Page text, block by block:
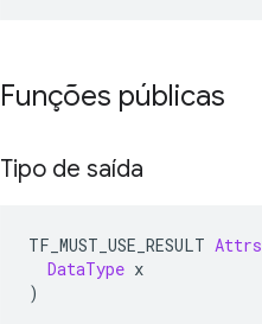
Funções públicas
Tipo de saída
TF_MUST_USE_RESULT Attrs
DataType x
)